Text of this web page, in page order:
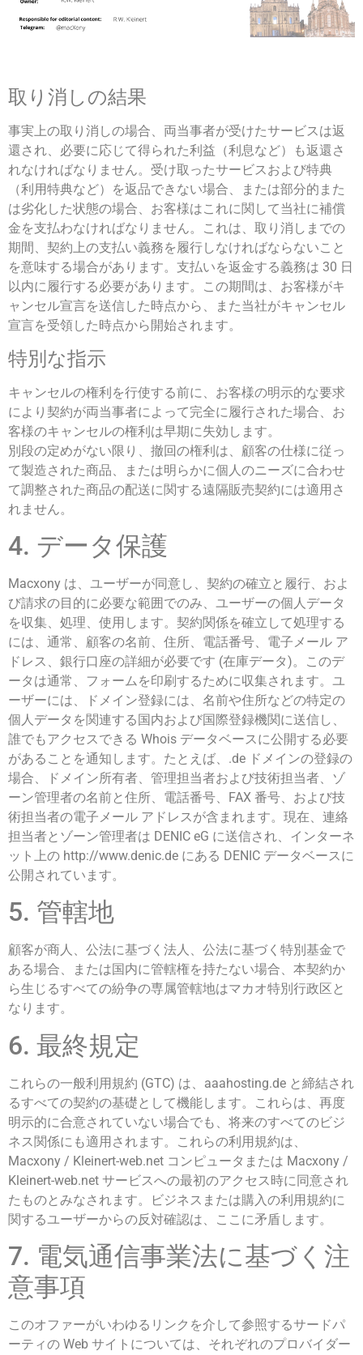
取り消しの結果
事実上の取り消しの場合、両当事者が受けたサービスは返
還され、必要に応じて得られた利益（利息など）も返還さ
れなければなりません。受け取ったサービスおよび特典
（利用特典など）を返品できない場合、または部分的また
は劣化した状態の場合、お客様はこれに関して当社に補償
金を支払わなければなりません。これは、取り消しまでの
期間、契約上の支払い義務を履行しなければならないこと
を意味する場合があります。支払いを返金する義務は 30 日
以内に履行する必要があります。この期間は、お客様がキ
ャンセル宣言を送信した時点から、また当社がキャンセル
宣言を受領した時点から開始されます。
特別な指示
キャンセルの権利を行使する前に、お客様の明示的な要求
により契約が両当事者によって完全に履行された場合、お
客様のキャンセルの権利は早期に失効します。
別段の定めがない限り、撤回の権利は、顧客の仕様に従っ
て製造された商品、または明らかに個人のニーズに合わせ
て調整された商品の配送に関する遠隔販売契約には適用さ
れません。
4. データ保護
Macxony は、ユーザーが同意し、契約の確立と履行、およ
び請求の目的に必要な範囲でのみ、ユーザーの個人データ
を収集、処理、使用します。契約関係を確立して処理する
には、通常、顧客の名前、住所、電話番号、電子メール ア
ドレス、銀行口座の詳細が必要です (在庫データ)。このデ
ータは通常、フォームを印刷するために収集されます。ユ
ーザーには、ドメイン登録には、名前や住所などの特定の
個人データを関連する国内および国際登録機関に送信し、
誰でもアクセスできる Whois データベースに公開する必要
があることを通知します。たとえば、.de ドメインの登録の
場合、ドメイン所有者、管理担当者および技術担当者、ゾ
ーン管理者の名前と住所、電話番号、FAX 番号、および技
術担当者の電子メール アドレスが含まれます。現在、連絡
担当者とゾーン管理者は DENIC eG に送信され、インターネ
ット上の http://www.denic.de にある DENIC データベースに
公開されています。
5. 管轄地
顧客が商人、公法に基づく法人、公法に基づく特別基金で
ある場合、または国内に管轄権を持たない場合、本契約か
ら生じるすべての紛争の専属管轄地はマカオ特別行政区と
なります。
6. 最終規定
これらの一般利用規約 (GTC) は、aaahosting.de と締結され
るすべての契約の基礎として機能します。これらは、再度
明示的に合意されていない場合でも、将来のすべてのビジ
ネス関係にも適用されます。これらの利用規約は、
Macxony / Kleinert-web.net コンピュータまたは Macxony /
Kleinert-web.net サービスへの最初のアクセス時に同意され
たものとみなされます。ビジネスまたは購入の利用規約に
関するユーザーからの反対確認は、ここに矛盾します。
7. 電気通信事業法に基づく注
意事項
このオファーがいわゆるリンクを介して参照するサードパ
ーティの Web サイトについては、それぞれのプロバイダー